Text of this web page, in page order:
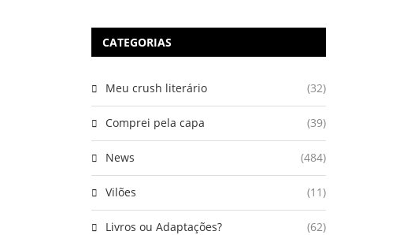
CATEGORIAS
Meu crush literário (32)
Comprei pela capa (39)
News (484)
Vilões (11)
Livros ou Adaptações? (62)